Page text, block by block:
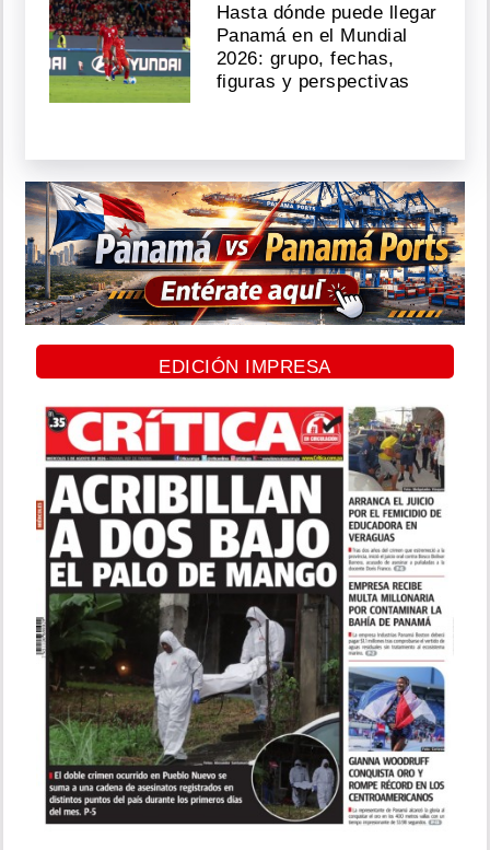
Hasta dónde puede llegar
Panamá en el Mundial
2026: grupo, fechas,
figuras y perspectivas
EDICIÓN IMPRESA